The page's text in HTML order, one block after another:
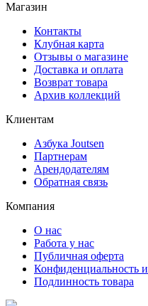
Магазин
Контакты
Клубная карта
Отзывы о магазине
Доставка и оплата
Возврат товара
Архив коллекций
Клиентам
Азбука Joutsen
Партнерам
Арендодателям
Обратная связь
Компания
О нас
Работа у нас
Публичная оферта
Конфиденциальность
Подлинность товара